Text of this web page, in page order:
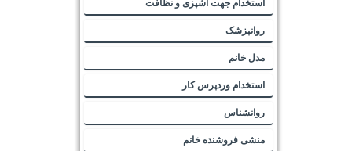
استخدام جهت آشپزی و نظافت
روانپزشک
مدل خانم
استخدام وردپرس کار
روانشناس
منشی فروشنده خانم